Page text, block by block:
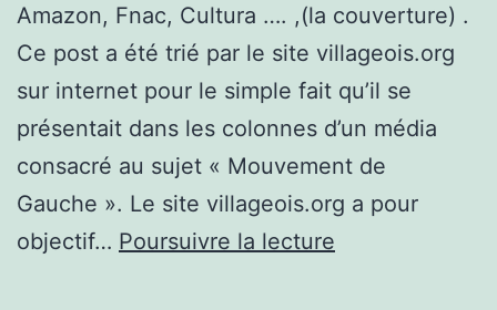
Amazon, Fnac, Cultura …. ,(la couverture) .
Ce post a été trié par le site villageois.org
sur internet pour le simple fait qu’il se
présentait dans les colonnes d’un média
consacré au sujet « Mouvement de
Gauche ». Le site villageois.org a pour
objectif… Poursuivre la lecture